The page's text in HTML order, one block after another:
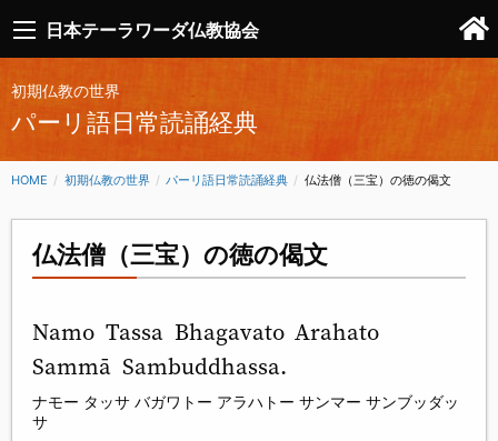
日本テーラワーダ仏教協会
初期仏教の世界
パーリ語日常読誦経典
HOME 初期仏教の世界 パーリ語日常読誦経典 CURRENT:
仏法僧（三宝）の徳の偈文
仏法僧（三宝）の徳の偈文
Namo Tassa Bhagavato Arahato
Sammā Sambuddhassa.
ナモー タッサ バガワトー アラハトー サンマー サンブッダッ
サ